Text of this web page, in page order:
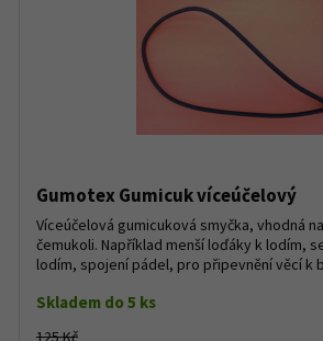
Gumotex Gumicuk víceúčelový
Víceúčelová gumicuková smyčka, vhodná
čemukoli. Například menší loďáky k lodím,
lodím, spojení pádel, pro připevnění věcí k
Skladem do 5 ks
125 Kč